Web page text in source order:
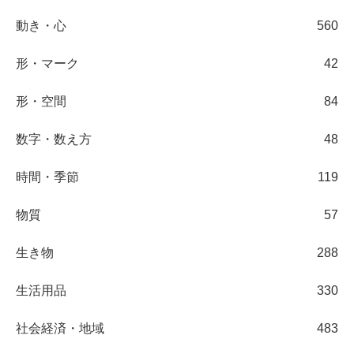
動き・心 560
形・マーク 42
形・空間 84
数字・数え方 48
時間・季節 119
物質 57
生き物 288
生活用品 330
社会経済・地域 483